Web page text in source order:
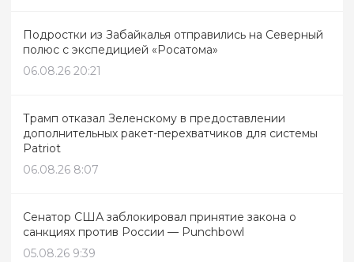
Подростки из Забайкалья отправились на Северный
полюс с экспедицией «Росатома»
06.08.26 20:21
Трамп отказал Зеленскому в предоставлении
дополнительных ракет-перехватчиков для системы
Patriot
06.08.26 8:07
Сенатор США заблокировал принятие закона о
санкциях против России — Punchbowl
05.08.26 9:39